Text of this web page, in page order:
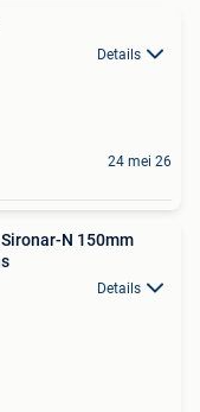
Details
24 mei 26
N 150mm
Details